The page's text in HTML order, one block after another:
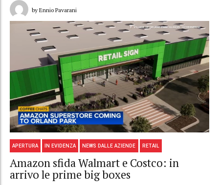
by Ennio Pavarani
APERTURA IN EVIDENZA NEWS DALLE AZIENDE RETAIL
Amazon sfida Walmart e Costco: in
arrivo le prime big boxes